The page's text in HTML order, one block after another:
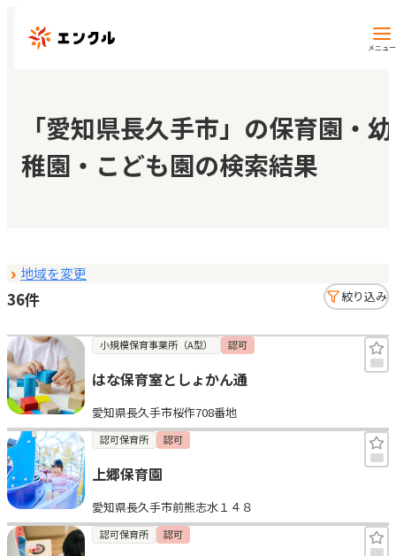
メニュー
保育園・幼稚園を探す
地図から探す
マイページ
お気に入り
見学日記
メッセージ
おすすめの園
「愛知県長久手市」の保育園・幼
稚園・こども園の検索結果
地域を変更
36件 絞り込み
小規模保育事業所（A型） 認可
はな保育室としょかん通
愛知県長久手市桜作708番地
認可保育所 認可
上郷保育園
愛知県長久手市前熊志水１４８
認可保育所 認可